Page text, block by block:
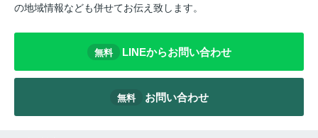
の地域情報なども併せてお伝え致します。
無料 LINEからお問い合わせ
無料 お問い合わせ